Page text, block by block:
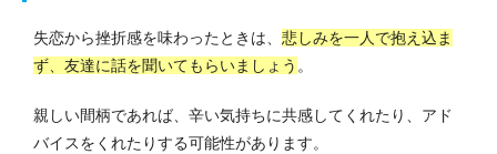
失恋から挫折感を味わったときは、 悲しみを一人で抱え込ま
ず、友達に話を聞いてもらいましょう 。
親しい間柄であれば、辛い気持ちに共感してくれたり、アド
バイスをくれたりする可能性があります。